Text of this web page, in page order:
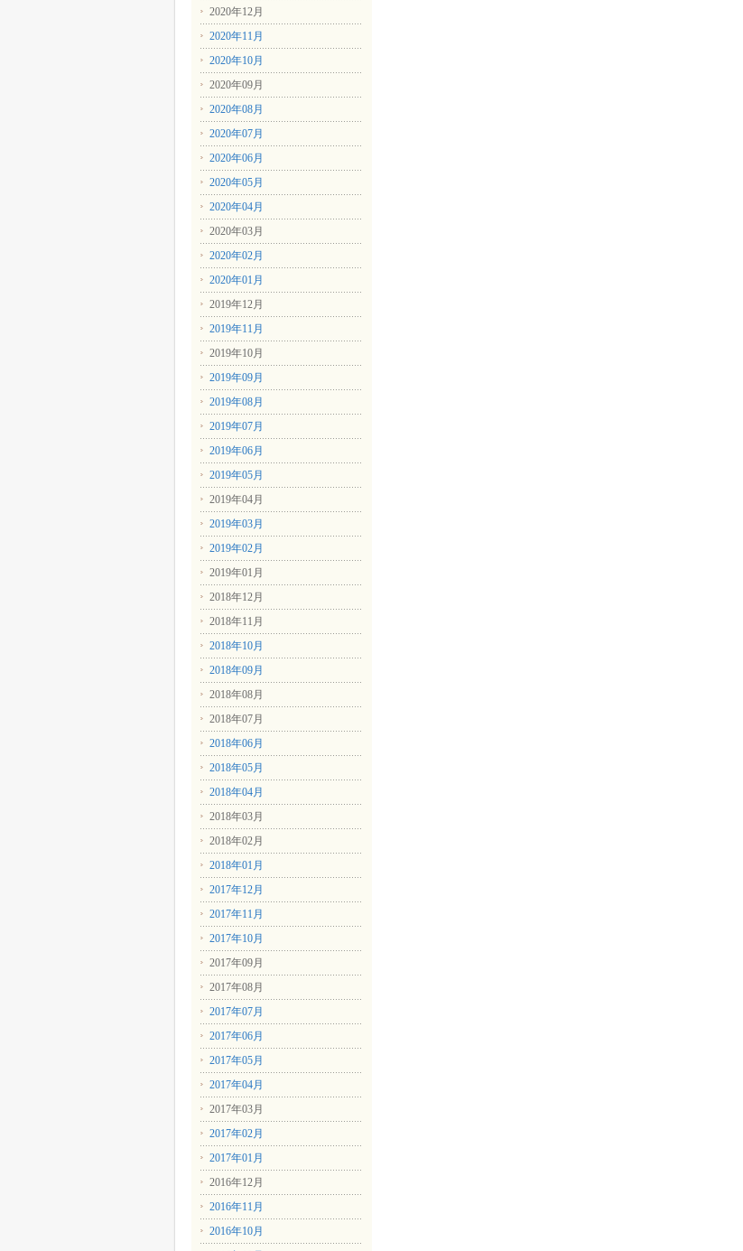
2020年12月
2020年11月
2020年10月
2020年09月
2020年08月
2020年07月
2020年06月
2020年05月
2020年04月
2020年03月
2020年02月
2020年01月
2019年12月
2019年11月
2019年10月
2019年09月
2019年08月
2019年07月
2019年06月
2019年05月
2019年04月
2019年03月
2019年02月
2019年01月
2018年12月
2018年11月
2018年10月
2018年09月
2018年08月
2018年07月
2018年06月
2018年05月
2018年04月
2018年03月
2018年02月
2018年01月
2017年12月
2017年11月
2017年10月
2017年09月
2017年08月
2017年07月
2017年06月
2017年05月
2017年04月
2017年03月
2017年02月
2017年01月
2016年12月
2016年11月
2016年10月